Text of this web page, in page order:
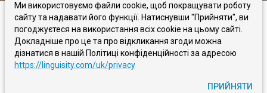
LINGUISITY ПРО НАС БЛОГ ЗВ'ЯЖІТЬСЯ З НАМИ
УМОВИ ПОЛІТИКА КОНФІДЕНЦІЙНОСТІ
Ви пишете, ми виправляємо
Ми використовуємо файли cookie, щоб покращувати роботу
сайту та надавати його функції. Натиснувши "Прийняти", ви
погоджуєтеся на використання всіх cookie на цьому сайті.
Докладніше про це та про відкликання згоди можна
дізнатися в нашій Політиці конфіденційності за адресою
https://linguisity.com/uk/privacy
ПРИЙНЯТИ